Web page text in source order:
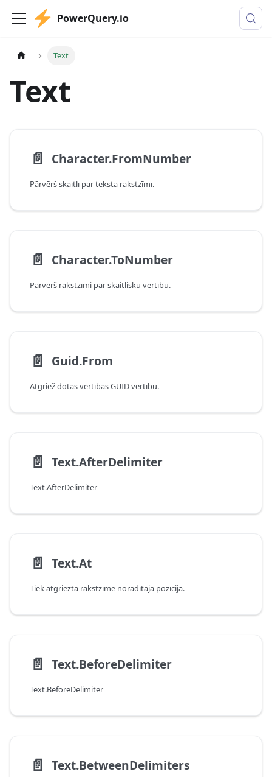
PowerQuery.io
Text
Text
📄️ Character.FromNumber
Pārvērš skaitli par teksta rakstzīmi.
📄️ Character.ToNumber
Pārvērš rakstzīmi par skaitlisku vērtību.
📄️ Guid.From
Atgriež dotās vērtības GUID vērtību.
📄️ Text.AfterDelimiter
Text.AfterDelimiter
📄️ Text.At
Tiek atgriezta rakstzīme norādītajā pozīcijā.
📄️ Text.BeforeDelimiter
Text.BeforeDelimiter
📄️ Text.BetweenDelimiters